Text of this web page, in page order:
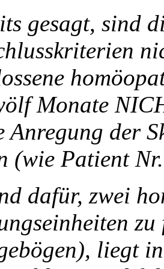
gesagt, sind
Monate
Anregung der
(wie Patient
dafür, zwei
liegt